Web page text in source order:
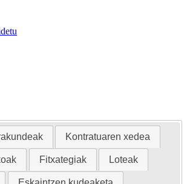
Kontratuaren xedea
Fitxategiak Loteak